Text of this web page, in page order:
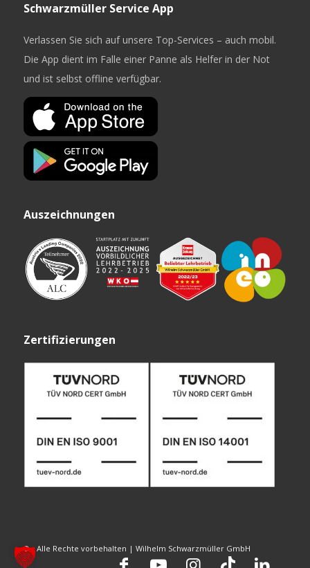
Schwarzmüller Service App
Verlassen Sie sich auf unsere Top-Services – auch mobil.
Die App dient im Falle einer Panne als Helfer in der Not
und ist selbst offline verfügbar.
Auszeichnungen
Zertifizierungen
© - Alle Rechte vorbehalten | Wilhelm Schwarzmüller GmbH